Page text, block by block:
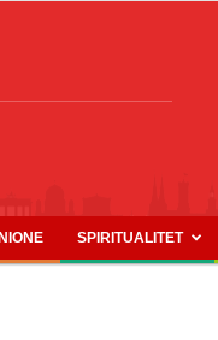
SPIRITUALITET